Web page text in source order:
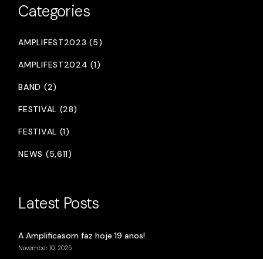
Categories
AMPLIFEST2023 (5)
AMPLIFEST2024 (1)
BAND (2)
FESTIVAL (28)
FESTIVAL (1)
NEWS (5,611)
Latest Posts
A Amplificasom faz hoje 19 anos!
November 10, 2025